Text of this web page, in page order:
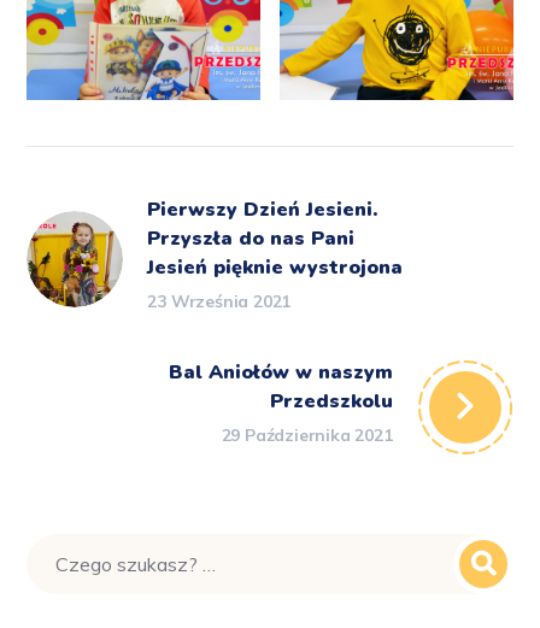
Pierwszy Dzień Jesieni.
Przyszła do nas Pani
Jesień pięknie wystrojona
23 Września 2021
Bal Aniołów w naszym
Przedszkolu
29 Października 2021